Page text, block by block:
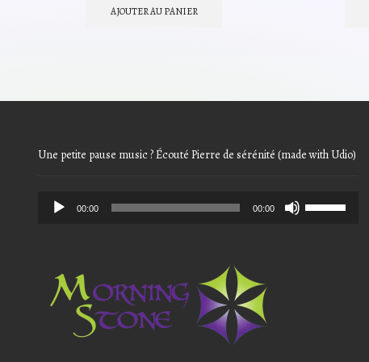
initialactuel
AJOUTER AU PANIER
Une petite pause music ? Écouté Pierre de sérénité (made with Udio)
Audio
00:00 00:00
Use